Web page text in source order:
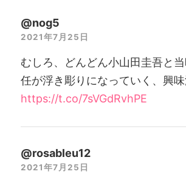
@nog5
2021年7月25日
むしろ、どんどん小山田圭吾と
任が浮き彫りになっていく、興味
https://t.co/7sVGdRvhPE
@rosableu12
2021年7月25日